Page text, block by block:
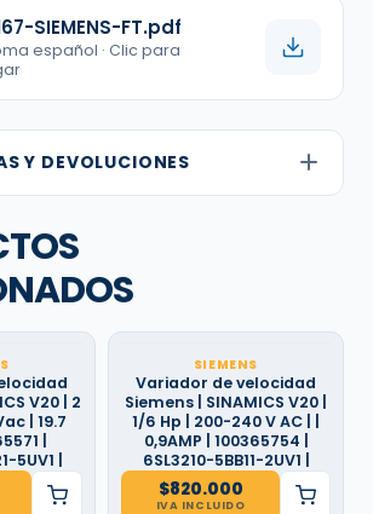
SIEMENS-FT.pdf
español · Clic para
Y DEVOLUCIONES
V20 | 2
| 19.7
|
5UV1 |
SIEMENS
Variador de velocidad
Siemens | SINAMICS V20 |
1/6 Hp | 200-240 V AC | |
0,9AMP | 100365754 |
6SL3210-5BB11-2UV1 |
$820.000
IVA INCLUIDO